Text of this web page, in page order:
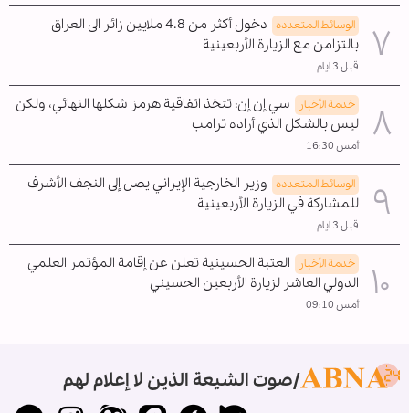
الوسائط المتعدده
دخول أكثر من 4.8 ملايين زائر الى العراق
بالتزامن مع الزيارة الأربعينية
قبل 3 ايام
خدمة الأخبار
سي إن إن: تتخذ اتفاقية هرمز شكلها النهائي، ولكن
ليس بالشكل الذي أراده ترامب
أمس 16:30
الوسائط المتعدده وزير الخارجية الإيراني يصل إلى النجف الأشرف
للمشاركة في الزيارة الأربعينية
قبل 3 ايام
خدمة الأخبار
العتبة الحسينية تعلن عن إقامة المؤتمر العلمي
الدولي العاشر لزيارة الأربعين الحسيني
أمس 09:10
صوت الشيعة الذين لا إعلام لهم